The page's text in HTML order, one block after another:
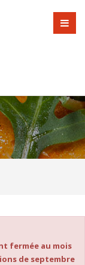
fermée au mois
de septembre